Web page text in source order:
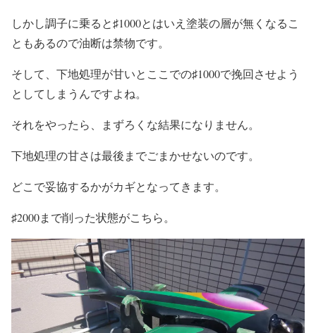
しかし調子に乗ると♯1000とはいえ塗装の層が無くなるこ
ともあるので油断は禁物です。
そして、下地処理が甘いとここでの♯1000で挽回させよう
としてしまうんですよね。
それをやったら、まずろくな結果になりません。
下地処理の甘さは最後までごまかせないのです。
どこで妥協するかがカギとなってきます。
♯2000まで削った状態がこちら。